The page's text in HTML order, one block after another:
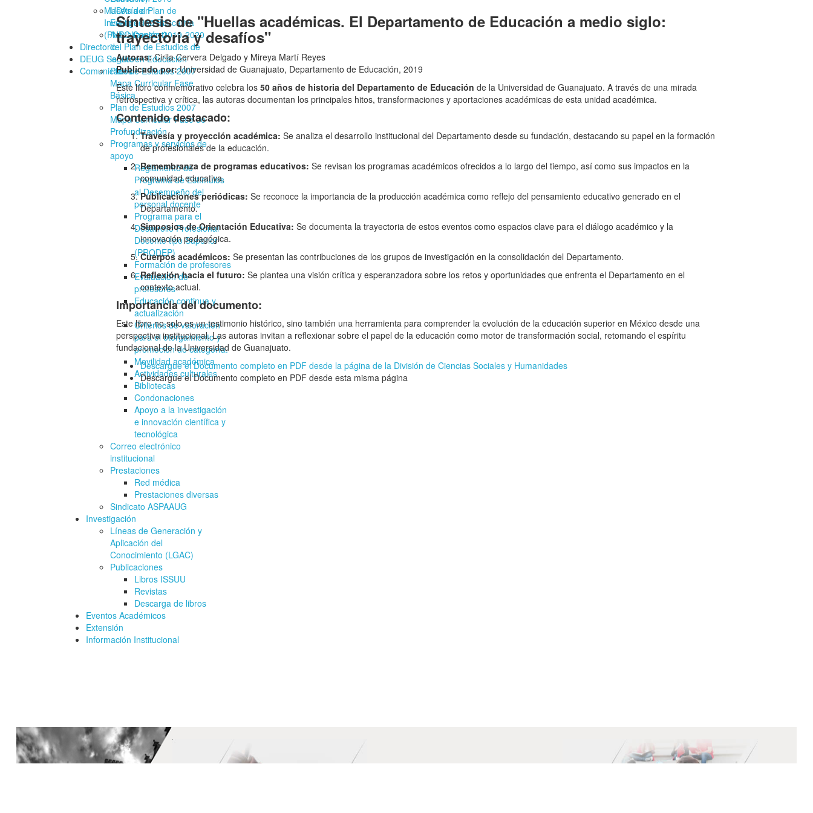
Maestría en
Investigación Educativa
(PNPC Conacyt)
Directorio
DEUG Seguro
Comunicados
UDAs del Plan de
Estudios 2018
Actualización 2019-2020
del Plan de Estudios de
la Lic. en Educación
Plan de Estudios 2007
Mapa Curricular Fase
Básica
Plan de Estudios 2007
Mapa Curricular Fase de
Profundización
Programas y servicios de
apoyo
Reglamento de
Programa de Estímulos
al Desempeño del
personal docente
Programa para el
Desarrollo Profesional
Docente tipo Superior
(PRODEP)
Formación de profesores
Evaluación de
profesores
Educación continua y
actualización
Criterios de valoración
para el otorgamiento y
promoción de categoría.
Movilidad académica
Actividades culturales
Bibliotecas
Condonaciones
Apoyo a la investigación
e innovación científica y
tecnológica
Correo electrónico
institucional
Prestaciones
Red médica
Prestaciones diversas
Sindicato ASPAAUG
Investigación
Líneas de Generación y
Aplicación del
Conocimiento (LGAC)
Publicaciones
Libros ISSUU
Revistas
Descarga de libros
Eventos Académicos
Extensión
Información Institucional
Síntesis de "Huellas académicas. El Departamento de Educación a medio siglo:
trayectoria y desafíos"
Autoras:Cirila Cervera Delgado y Mireya Martí Reyes
Publicado por:Universidad de Guanajuato, Departamento de Educación, 2019
Este libro conmemorativo celebra los 50 años de historia del Departamento de Educación de la Universidad de Guanajuato. A través de una mirada
retrospectiva y crítica, las autoras documentan los principales hitos, transformaciones y aportaciones académicas de esta unidad académica.
Contenido destacado:
Travesía y proyección académica: Se analiza el desarrollo institucional del Departamento desde su fundación, destacando su papel en la formación
de profesionales de la educación.
Remembranza de programas educativos: Se revisan los programas académicos ofrecidos a lo largo del tiempo, así como sus impactos en la
comunidad educativa.
Publicaciones periódicas: Se reconoce la importancia de la producción académica como reflejo del pensamiento educativo generado en el
Departamento.
Simposios de Orientación Educativa: Se documenta la trayectoria de estos eventos como espacios clave para el diálogo académico y la
innovación pedagógica.
Cuerpos académicos: Se presentan las contribuciones de los grupos de investigación en la consolidación del Departamento.
Reflexión hacia el futuro: Se plantea una visión crítica y esperanzadora sobre los retos y oportunidades que enfrenta el Departamento en el
contexto actual.
Importancia del documento:
Este libro no solo es un testimonio histórico, sino también una herramienta para comprender la evolución de la educación superior en México desde una
perspectiva institucional. Las autoras invitan a reflexionar sobre el papel de la educación como motor de transformación social, retomando el espíritu
fundacional de la Universidad de Guanajuato.
Descargue el Documento completo en PDF desde la página de la División de Ciencias Sociales y Humanidades
Descargue el Documento completo en PDF desde esta misma página